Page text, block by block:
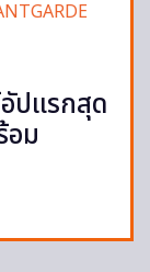
ปแรกสุด
ม